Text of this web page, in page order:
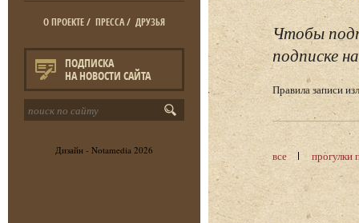
О ПРОЕКТЕ/ ПРЕССА/ ДРУЗЬЯ
ПОДПИСКА
НА НОВОСТИ САЙТА
Дизайн - Notamedia 2026
Чтобы
подписке
Правила записи
все прогулки